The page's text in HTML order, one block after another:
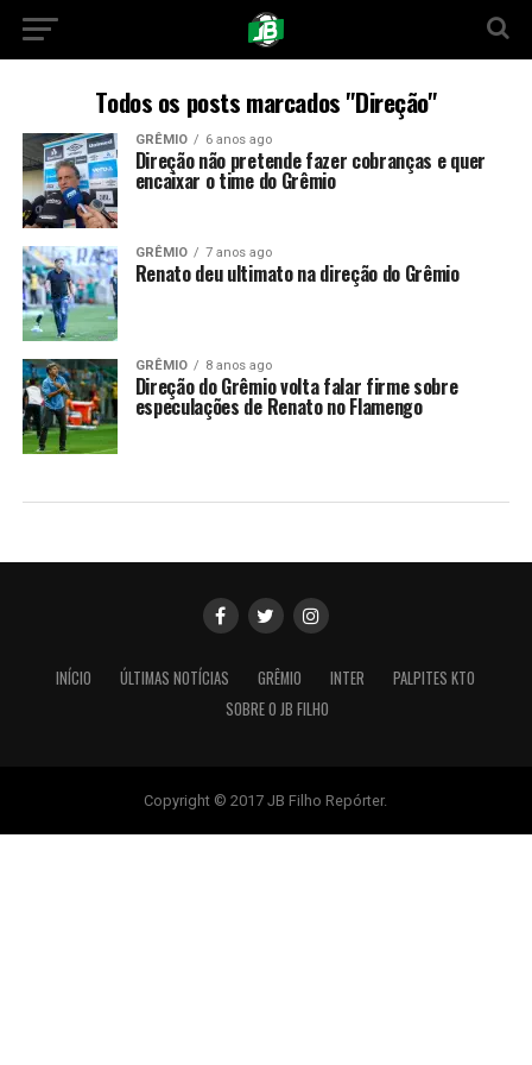
Todos os posts marcados "Direção"
GRÊMIO 6 anos ago
Direção não pretende fazer cobranças e quer
encaixar o time do Grêmio
GRÊMIO 7 anos ago
Renato deu ultimato na direção do Grêmio
GRÊMIO 8 anos ago
Direção do Grêmio volta falar firme sobre
especulações de Renato no Flamengo
INÍCIO ÚLTIMAS NOTÍCIAS GRÊMIO INTER
PALPITES KTO
SOBRE O JB FILHO
Copyright © 2017 JB Filho Repórter.